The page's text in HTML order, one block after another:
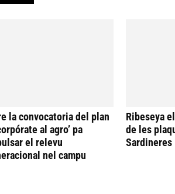
la convocatoria del plan
al agro’ pa
el relevu
nel campu
Ribeseya
de les
Sardineres